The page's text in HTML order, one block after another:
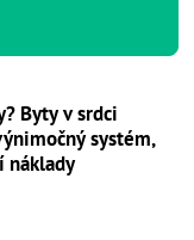
Byty v srdci
systém,
náklady